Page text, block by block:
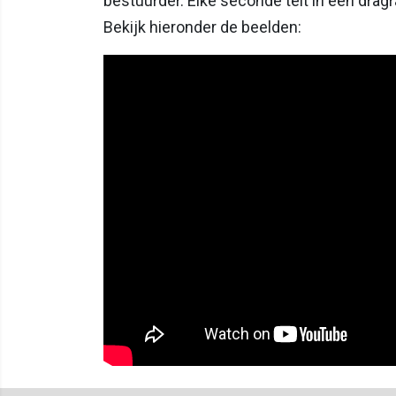
Bekijk hieronder de beelden: